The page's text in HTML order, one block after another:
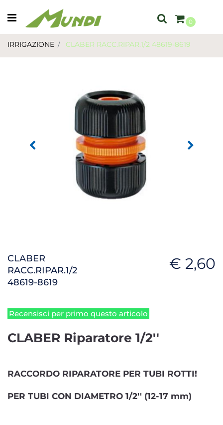
Open menu
0
IRRIGAZIONE CLABER RACC.RIPAR.1/2 48619-8619
CLABER
RACC.RIPAR.1/2
48619-8619
€ 2,60
Recensisci per primo questo articolo
CLABER Riparatore 1/2''
RACCORDO RIPARATORE PER TUBI ROTTI!
PER TUBI CON DIAMETRO 1/2'' (12-17 mm)